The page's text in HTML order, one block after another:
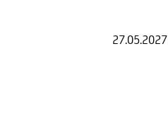
27.05.2027